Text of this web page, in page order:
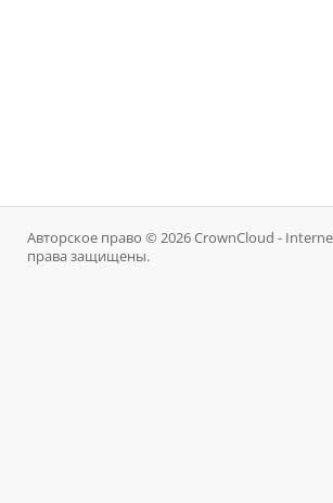
Авторское право © 2026 CrownCloud -
права защищены.